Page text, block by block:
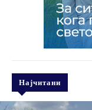
Најчитани